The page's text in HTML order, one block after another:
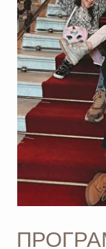
ШКОЛ ИЗ
ТОЧЕК
Мы работаем с
частными
коллективами
с детскими
нужно лишь
возьмём на себя
вопросы.